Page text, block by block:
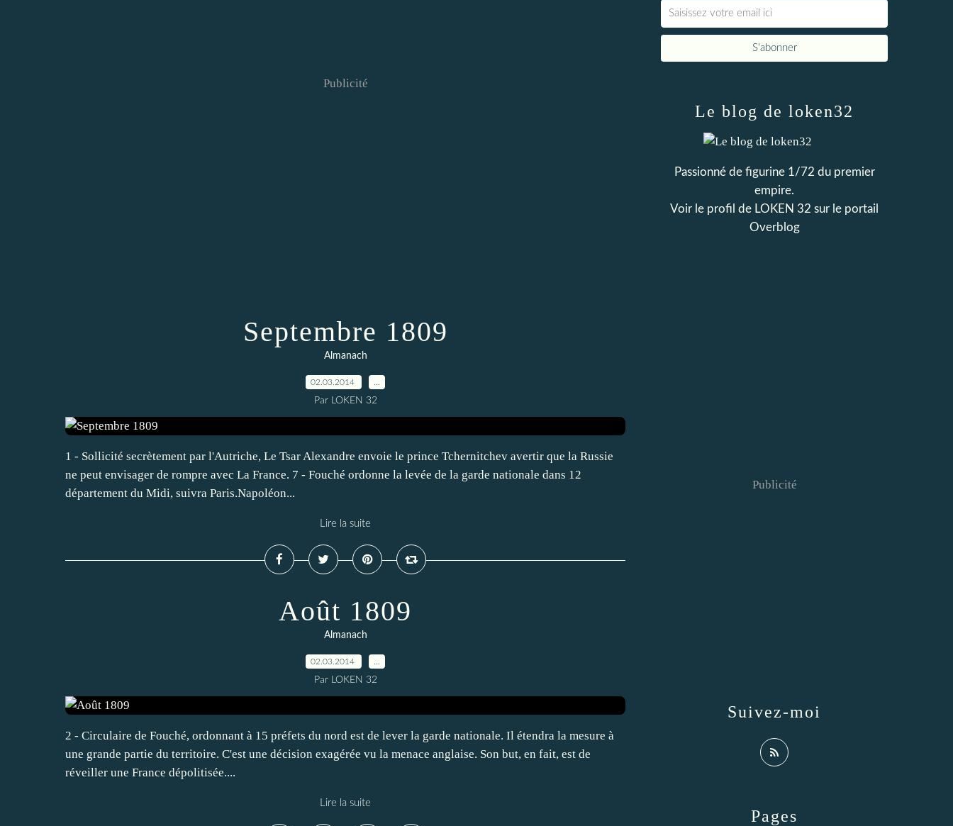
Publicité
Septembre 1809
Almanach
02.03.2014
Par LOKEN 32
1 - Sollicité secrètement par l'Autriche, Le Tsar Alexandre envoie le prince Tchernitchev avertir que la Russie
ne peut envisager de rompre avec La France. 7 - Fouché ordonne la levée de la garde nationale dans 12
département du Midi, suivra Paris.Napoléon...
Lire la suite
Août 1809
Almanach
02.03.2014
Par LOKEN 32
2 - Circulaire de Fouché, ordonnant à 15 préfets du nord est de lever la garde nationale. Il étendra la mesure à
une grande partie du territoire. C'est une décision exagérée vu la menace anglaise. Son but, en fait, est de
réveiller une France dépolitisée....
Lire la suite
Pages
Le blog de loken32
Passionné de figurine 1/72 du premier
empire.
Voir le profil de LOKEN 32 sur le portail
Overblog
Suivez-moi
Publicité